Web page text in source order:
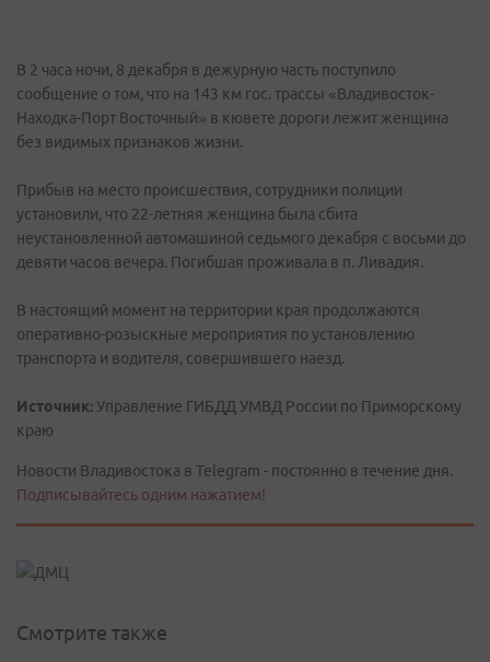
В 2 часа ночи, 8 декабря в дежурную часть поступило
сообщение о том, что на 143 км гос. трассы «Владивосток-
Находка-Порт Восточный» в кювете дороги лежит женщина
без видимых признаков жизни.
Прибыв на место происшествия, сотрудники полиции
установили, что 22-летняя женщина была сбита
неустановленной автомашиной седьмого декабря с восьми до
девяти часов вечера. Погибшая проживала в п. Ливадия.
В настоящий момент на территории края продолжаются
оперативно-розыскные мероприятия по установлению
транспорта и водителя, совершившего наезд.
Источник: Управление ГИБДД УМВД России по Приморскому
краю
Новости Владивостока в Telegram - постоянно в течение дня.
Подписывайтесь одним нажатием!
Смотрите также